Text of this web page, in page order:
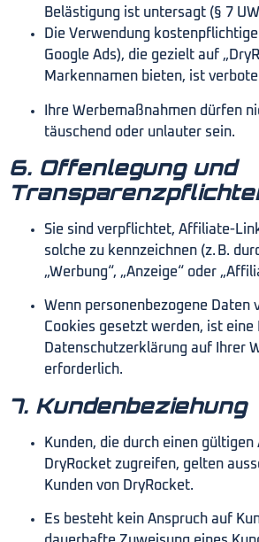
Belästigung ist untersagt (§ 7
Die Verwendung
Google Ads), die gezielt auf
Markennamen bieten, ist
Ihre Werbemaßnahmen dürfen
täuschend oder unlauter sein.
6. Offenlegung und
Sie sind verpflichtet, Affiliate-
solche zu kennzeichnen (z. B.
„Werbung“, „Anzeige“ oder
Wenn personenbezogene Daten
Cookies gesetzt werden, ist eine
Datenschutzerklärung auf Ihrer
erforderlich.
7. Kundenbeziehung
Kunden, die durch einen
DryRocket zugreifen, gelten
Kunden von DryRocket.
Es besteht kein Anspruch auf